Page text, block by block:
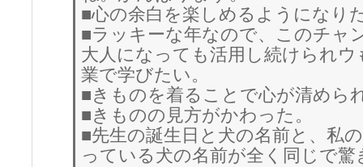
■心の余白を楽しめるようになり
■ラッキーな年なので、このチャ
大人になっても活用し続けられウ
業で学びたい。
■きものを着ることで心が清めら
■きものの見方がかわった。
■先生の誕生日と犬の名前と、私
っている犬の名前が全く同じで驚